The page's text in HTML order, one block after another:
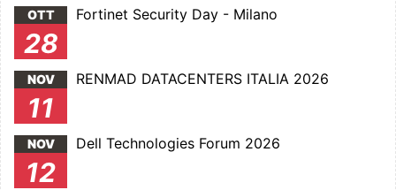
OTT
28
Fortinet Security Day - Milano
NOV
11
RENMAD DATACENTERS ITALIA 2026
NOV
12
Dell Technologies Forum 2026